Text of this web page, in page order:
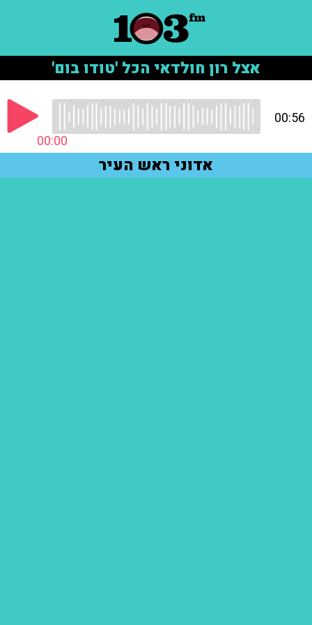
אצל רון חולדאי הכל 'טודו בום'
00:00
00:56
אדוני ראש העיר